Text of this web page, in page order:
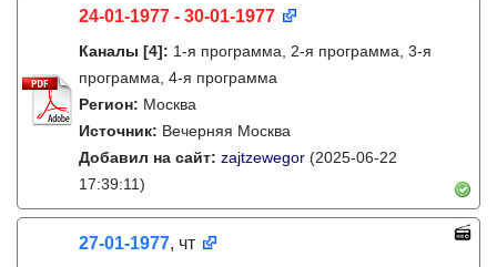
24-01-1977 - 30-01-1977
Каналы [4]: 1-я программа, 2-я программа, 3-я
программа, 4-я программа
Регион: Москва
Источник: Вечерняя Москва
Добавил на сайт: zajtzewegor (2025-06-22
17:39:11)
27-01-1977, чт